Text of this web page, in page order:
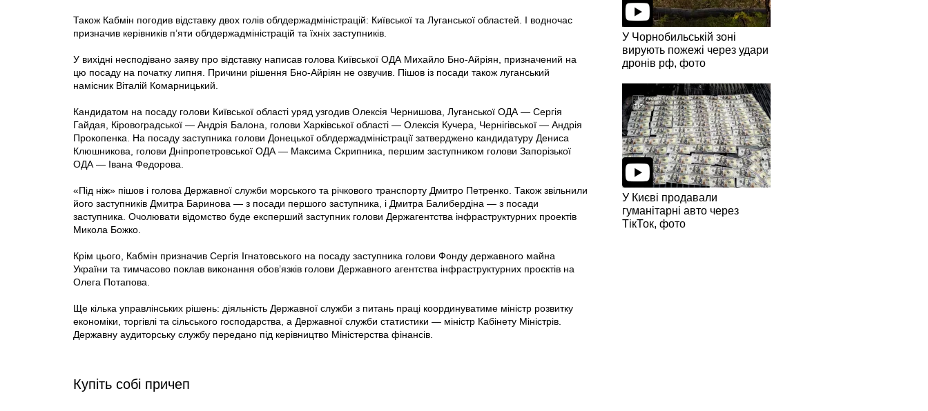
Також Кабмін погодив відставку двох голів облдержадміністрацій: Київської та Луганської областей. І водночас
призначив керівників п’яти облдержадміністрацій та їхнiх заступників.
У вихідні несподівано заяву про відставку написав голова Київської ОДА Михайло Бно-Айріян, призначений на
цю посаду на початку липня. Причини рішення Бно-Айріян не озвучив. Пішов iз посади також луганський
намісник Віталій Комарницький.
Кандидатом на посаду голови Київської області уряд узгодив Олексія Чернишова, Луганської ОДА — Сергія
Гайдая, Кіровоградської — Андрія Балона, голови Харківської області — Олексія Кучера, Чернігівської — Андрія
Прокопенка. На посаду заступника голови Донецької облдержадміністрації затверджено кандидатуру Дениса
Клюшникова, голови Дніпропетровської ОДА — Максима Скрипника, першим заступником голови Запорізької
ОДА — Івана Федорова.
«Під ніж» пішов і голова Державної служби морського та річкового транспорту Дмитро Петренко. Також звільнили
його заступників Дмитра Баринова — з посади першого заступника, і Дмитра Балибердіна — з посади
заступника. Очолювати відомство буде експерший заступник голови Держагентства інфраструктурних проектів
Микола Божко.
Крім цього, Кабмін призначив Сергія Ігнатовського на посаду заступника голови Фонду державного майна
України та тимчасово поклав виконання обов’язків голови Державного агентства інфраструктурних проєктів на
Олега Потапова.
Ще кілька управлінських рішень: діяльність Державної служби з питань праці координуватиме міністр розвитку
економіки, торгівлі та сільського господарства, а Державної служби статистики — міністр Кабінету Міністрів.
Державну аудиторську службу передано під керівництво Міністерства фінансів.
Купіть собі причеп
У Чорнобильській зоні
вирують пожежі через удари
дронів рф, фото
У Києві продавали
гуманітарні авто через
ТікТок, фото